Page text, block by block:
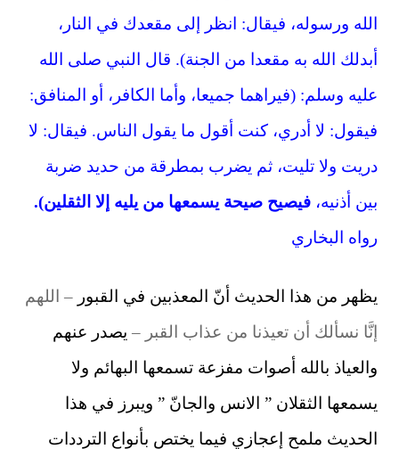
الله ورسوله، فيقال: انظر إلى مقعدك في النار،
أبدلك الله به مقعدا من الجنة). قال النبي صلى الله
عليه وسلم: (فيراهما جميعا، وأما الكافر، أو المنافق:
فيقول: لا أدري، كنت أقول ما يقول الناس. فيقال: لا
دريت ولا تليت، ثم يضرب بمطرقة من حديد ضربة
بين أذنيه، فيصيح صيحة يسمعها من يليه إلا الثقلين).
رواه البخاري
يظهر من هذا الحديث أنّ المعذبين في القبور – اللهم
إنَّا نسألك أن تعيذنا من عذاب القبر – يصدر عنهم
والعياذ بالله أصوات مفزعة تسمعها البهائم ولا
يسمعها الثقلان ” الانس والجانّ ” ويبرز في هذا
الحديث ملمح إعجازي فيما يختص بأنواع الترددات